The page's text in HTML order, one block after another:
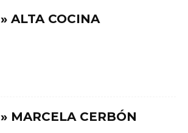
» ALTA COCINA
» MARCELA CERBÓN